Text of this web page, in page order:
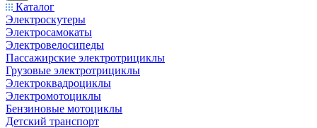
Каталог
Электроскутеры
Электросамокаты
Электровелосипеды
Пассажирские электротрициклы
Грузовые электротрициклы
Электроквадроциклы
Электромотоциклы
Бензиновые мотоциклы
Детский транспорт